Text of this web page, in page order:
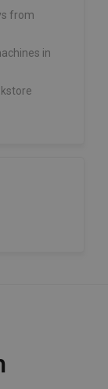
from
in